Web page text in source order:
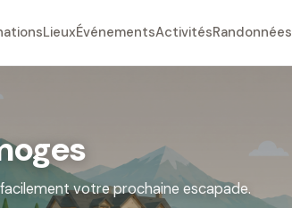
LieuxÉvénementsActivitésRandonnées
votre prochaine escapade.